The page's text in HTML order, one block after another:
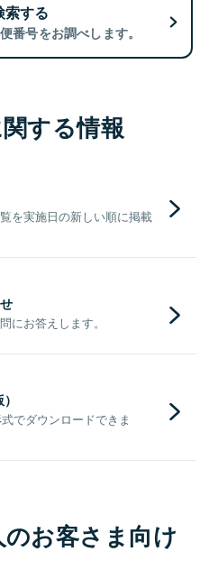
する
番号をお調べします。
する情報
を実施日の新しい順に掲載
にお答えします。
でダウンロードできま
お客さま向け